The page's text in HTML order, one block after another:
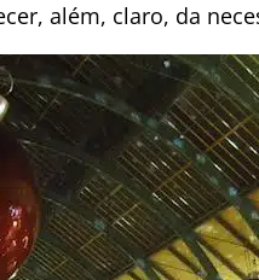
além, claro, da